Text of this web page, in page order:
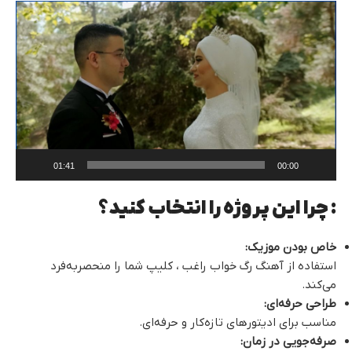
00:00
01:41
: چرا این پروژه را انتخاب کنید؟
خاص بودن موزیک:
استفاده از آهنگ رگ خواب راغب ، کلیپ شما را منحصربه‌فرد
می‌کند.
طراحی حرفه‌ای:
مناسب برای ادیتورهای تازه‌کار و حرفه‌ای.
صرفه‌جویی در زمان: